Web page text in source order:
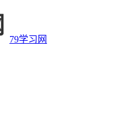
79学习网